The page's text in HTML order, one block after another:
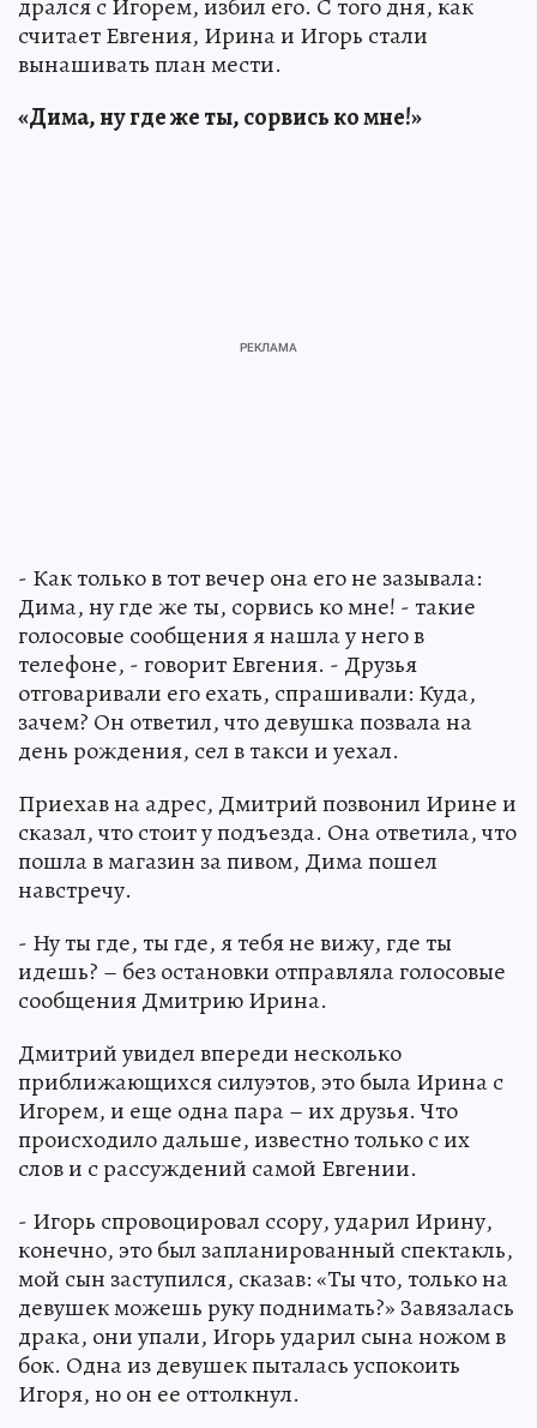
считает Евгения, Ирина и Игорь стали
вынашивать план мести.
«Дима, ну где же ты, сорвись ко мне!»
- Как только в тот вечер она его не зазывала:
Дима, ну где же ты, сорвись ко мне! - такие
голосовые сообщения я нашла у него в
телефоне, - говорит Евгения. - Друзья
отговаривали его ехать, спрашивали: Куда,
зачем? Он ответил, что девушка позвала на
день рождения, сел в такси и уехал.
Приехав на адрес, Дмитрий позвонил Ирине и
сказал, что стоит у подъезда. Она ответила, что
пошла в магазин за пивом, Дима пошел
навстречу.
- Ну ты где, ты где, я тебя не вижу, где ты
идешь? – без остановки отправляла голосовые
сообщения Дмитрию Ирина.
Дмитрий увидел впереди несколько
приближающихся силуэтов, это была Ирина с
Игорем, и еще одна пара – их друзья. Что
происходило дальше, известно только с их
слов и с рассуждений самой Евгении.
- Игорь спровоцировал ссору, ударил Ирину,
конечно, это был запланированный спектакль,
мой сын заступился, сказав: «Ты что, только на
девушек можешь руку поднимать?» Завязалась
драка, они упали, Игорь ударил сына ножом в
бок. Одна из девушек пыталась успокоить
Игоря, но он ее оттолкнул.